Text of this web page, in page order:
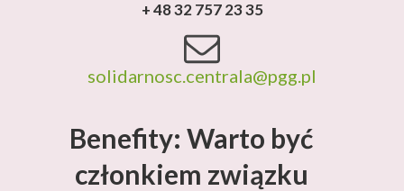
Benefity: Warto być
członkiem związku
solidarnosc.centrala@pgg.pl
+ 48 32 757 23 35